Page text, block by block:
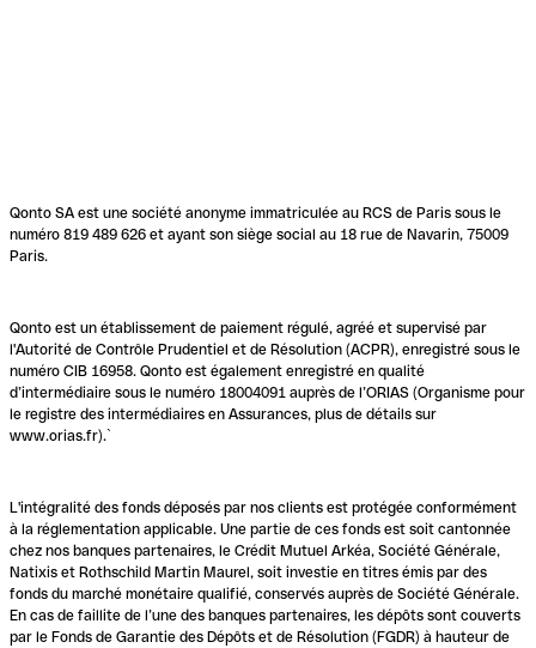
Qonto SA est une société anonyme immatriculée au RCS de Paris sous le
numéro 819 489 626 et ayant son siège social au 18 rue de Navarin, 75009
Paris.
Qonto est un établissement de paiement régulé, agréé et supervisé par
l'Autorité de Contrôle Prudentiel et de Résolution (ACPR), enregistré sous le
numéro CIB 16958. Qonto est également enregistré en qualité
d’intermédiaire sous le numéro 18004091 auprès de l’ORIAS (Organisme pour
le registre des intermédiaires en Assurances, plus de détails sur
www.orias.fr).`
L'intégralité des fonds déposés par nos clients est protégée conformément
à la réglementation applicable. Une partie de ces fonds est soit cantonnée
chez nos banques partenaires, le Crédit Mutuel Arkéa, Société Générale,
Natixis et Rothschild Martin Maurel, soit investie en titres émis par des
fonds du marché monétaire qualifié, conservés auprès de Société Générale.
En cas de faillite de l’une des banques partenaires, les dépôts sont couverts
par le Fonds de Garantie des Dépôts et de Résolution (FGDR) à hauteur de